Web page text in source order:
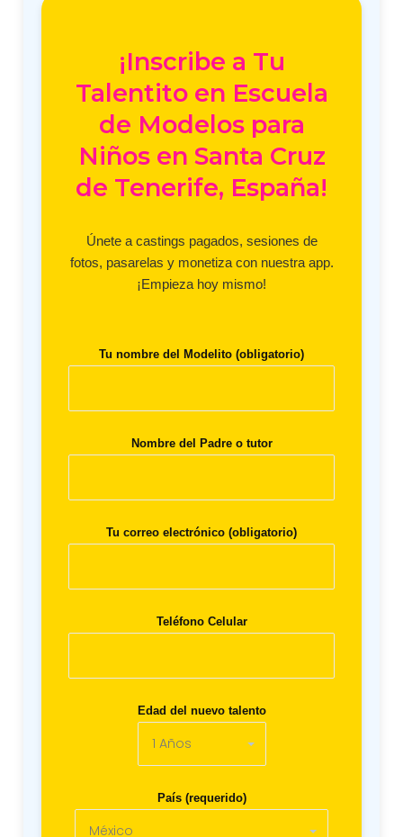
¡Inscribe a Tu
Talentito en Escuela
de Modelos para
Niños en Santa Cruz
de Tenerife, España!
Únete a castings pagados, sesiones de
fotos, pasarelas y monetiza con nuestra app.
¡Empieza hoy mismo!
Tu nombre del Modelito (obligatorio)
Nombre del Padre o tutor
Tu correo electrónico (obligatorio)
Teléfono Celular
Edad del nuevo talento
País (requerido)